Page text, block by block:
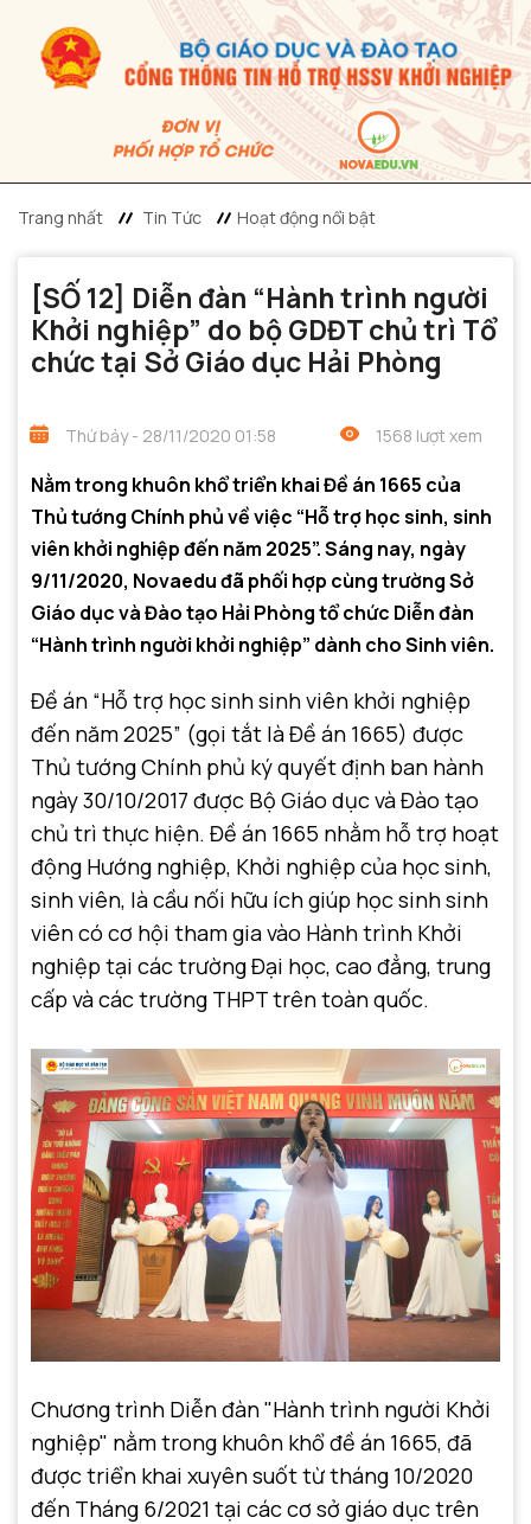
Trang nhất Tin Tức Hoạt động nổi bật
[SỐ 12] Diễn đàn “Hành trình người
Khởi nghiệp” do bộ GDĐT chủ trì Tổ
chức tại Sở Giáo dục Hải Phòng
Thứ bảy - 28/11/2020 01:58 1568 lượt xem
Nằm trong khuôn khổ triển khai Đề án 1665 của
Thủ tướng Chính phủ về việc “Hỗ trợ học sinh, sinh
viên khởi nghiệp đến năm 2025”. Sáng nay, ngày
9/11/2020, Novaedu đã phối hợp cùng trường Sở
Giáo dục và Đào tạo Hải Phòng tổ chức Diễn đàn
“Hành trình người khởi nghiệp” dành cho Sinh viên.
Đề án “Hỗ trợ học sinh sinh viên khởi nghiệp
đến năm 2025” (gọi tắt là Đề án 1665) được
Thủ tướng Chính phủ ký quyết định ban hành
ngày 30/10/2017 được Bộ Giáo dục và Đào tạo
chủ trì thực hiện. Đề án 1665 nhằm hỗ trợ hoạt
động Hướng nghiệp, Khởi nghiệp của học sinh,
sinh viên, là cầu nối hữu ích giúp học sinh sinh
viên có cơ hội tham gia vào Hành trình Khởi
nghiệp tại các trường Đại học, cao đẳng, trung
cấp và các trường THPT trên toàn quốc.
Chương trình Diễn đàn "Hành trình người Khởi
nghiệp" nằm trong khuôn khổ đề án 1665, đã
được triển khai xuyên suốt từ tháng 10/2020
đến Tháng 6/2021 tại các cơ sở giáo dục trên